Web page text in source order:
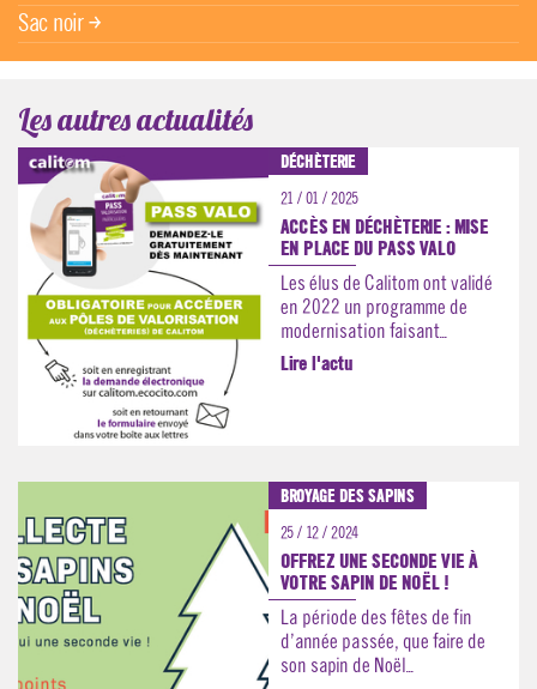
Sac noir￫
Les autres actualités
DÉCHÈTERIE
21 / 01 / 2025
ACCÈS EN DÉCHÈTERIE : MISE
EN PLACE DU PASS VALO
Les élus de Calitom ont validé
en 2022 un programme de
modernisation faisant...
Lire l'actu
BROYAGE DES SAPINS
25 / 12 / 2024
OFFREZ UNE SECONDE VIE À
VOTRE SAPIN DE NOËL !
La période des fêtes de fin
d’année passée, que faire de
son sapin de Noël...